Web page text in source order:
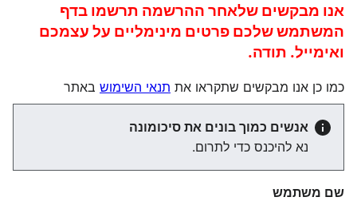
אנו מבקשים שלאחר ההרשמה תרשמו בדף
המשתמש שלכם פרטים מינימליים על עצמכם
ואימייל. תודה.
כמו כן אנו מבקשים שתקראו את תנאי השימוש באתר
אנשים כמוך בונים את סיכומונה
נא להיכנס כדי לתרום.
שם משתמש